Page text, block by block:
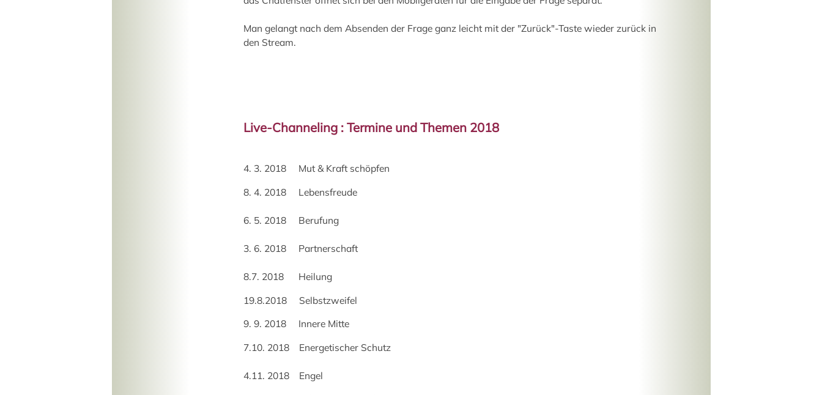
Man gelangt nach dem Absenden der Frage ganz leicht mit der "Zurück"-Taste wieder zurück in
den Stream.
Live-Channeling : Termine und Themen 2018
4. 3. 2018 Mut & Kraft schöpfen
8. 4. 2018 Lebensfreude
6. 5. 2018 Berufung
3. 6. 2018 Partnerschaft
8.7. 2018 Heilung
19.8.2018 Selbstzweifel
9. 9. 2018 Innere Mitte
7.10. 2018 Energetischer Schutz
4.11. 2018 Engel